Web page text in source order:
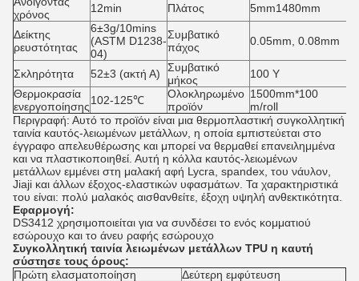
χρόνος
12min Πλάτος 5mm1480mm
Δείκτης
ρευστότητας
6±3g/10mins
(ASTM D1238-
04)
Συμβατικό
πάχος
0.05mm, 0.08mm
Σκληρότητα 52±3 (ακτή Α)
Συμβατικό
μήκος
100 Υ
Θερμοκρασία
ενεργοποίησης102-125℃
Ολοκληρωμένο
προϊόν
1500mm*100
m/roll
Περιγραφή: Αυτό το προϊόν είναι μια θερμοπλαστική συγκολλητική
ταινία καυτός-λειωμένων μετάλλων, η οποία εμπιστεύεται στο
έγγραφο απελευθέρωσης και μπορεί να θερμαθεί επανειλημμένα
και να πλαστικοποιηθεί. Αυτή η κόλλα καυτός-λειωμένων
μετάλλων εμμένει στη μαλακή αφή Lycra, spandex, του νάυλον,
Jiaji και άλλων έξοχος-ελαστικών υφασμάτων. Τα χαρακτηριστικά
του είναι: πολύ μαλακός αισθανθείτε, έξοχη υψηλή ανθεκτικότητα.
Εφαρμογή:
DS3412 χρησιμοποιείται για να συνδέσει το ενός κομματιού
εσώρουχο και το άνευ ραφής εσώρουχο
Συγκολλητική ταινία λειωμένων μετάλλων TPU η καυτή
σύστησε τους όρους:
Πρώτη ελασματοποίηση
Δεύτερη εμφύτευση